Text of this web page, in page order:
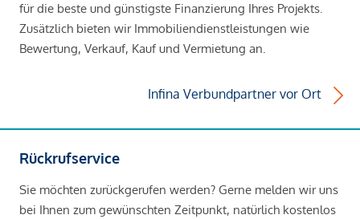
für die beste und günstigste Finanzierung Ihres Projekts.
Zusätzlich bieten wir Immobiliendienstleistungen wie
Bewertung, Verkauf, Kauf und Vermietung an.
Infina Verbundpartner vor Ort
Rückrufservice
Sie möchten zurückgerufen werden? Gerne melden wir uns
bei Ihnen zum gewünschten Zeitpunkt, natürlich kostenlos